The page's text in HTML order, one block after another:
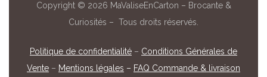
Copyright © 2026 MaValiseEnCarton – Brocante &
Curiosités – Tous droits réservés.
Politique de confidentialité – Conditions Générales de
Vente – Mentions légales – FAQ Commande & livraison